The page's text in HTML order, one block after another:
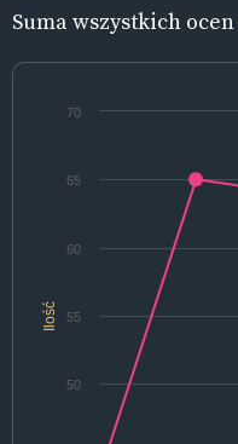
Suma wszystkich ocen
Ilość
50
55
60
65
70